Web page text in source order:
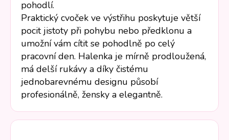
pohodlí.
Praktický cvoček ve výstřihu poskytuje větší
pocit jistoty při pohybu nebo předklonu a
umožní vám cítit se pohodlně po celý
pracovní den. Halenka je mírně prodloužená,
má delší rukávy a díky čistému
jednobarevnému designu působí
profesionálně, žensky a elegantně.